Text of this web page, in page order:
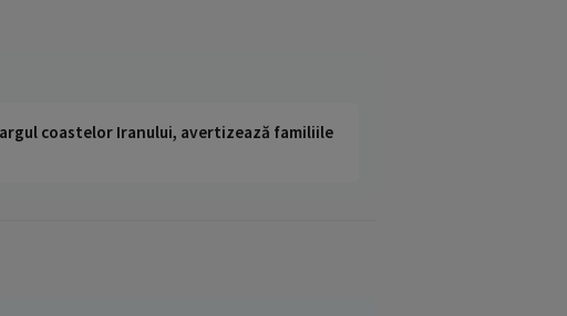
coastelor Iranului, avertizează familiile